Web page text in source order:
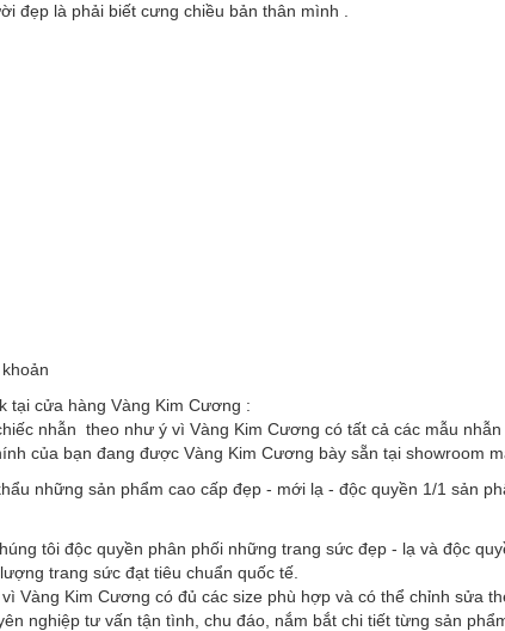
đẹp là phải biết cưng chiều bản thân mình .
tại cửa hàng Vàng Kim Cương :
nhẫn theo như ý vì Vàng Kim Cương có tất cả các mẫu
của bạn đang được Vàng Kim Cương bày sẵn tại showroom
những sản phẩm cao cấp đẹp - mới lạ - độc quyền 1/1 sản
tôi độc quyền phân phối những trang sức đẹp - lạ và độc
trang sức đạt tiêu chuẩn quốc tế.
Vàng Kim Cương có đủ các size phù hợp và có thể chỉnh sửa
nghiệp tư vấn tận tình, chu đáo, nắm bắt chi tiết từng sản